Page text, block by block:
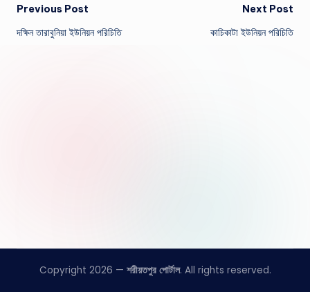
Post
navigation
Previous Post
দক্ষিন তারাবুনিয়া ইউনিয়ন পরিচিতি
Next Post
কাচিকাটা ইউনিয়ন পরিচিতি
Copyright 2026 — শরীয়তপুর পোর্টাল. All rights reserved.